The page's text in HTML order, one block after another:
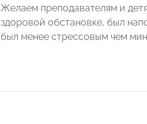
Желаем преподавателям и
здоровой обстановке, был
был менее стрессовым чем